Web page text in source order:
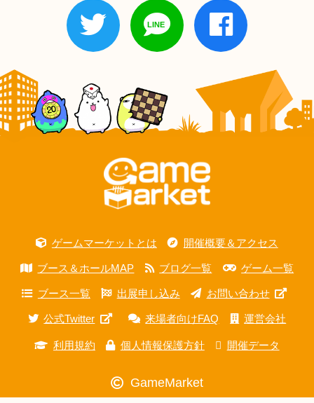
ゲームマーケットとは 開催概要＆アクセス
ブース＆ホールMAP ブログ一覧 ゲーム一覧
ブース一覧 出展申し込み お問い合わせ
公式Twitter 来場者向けFAQ 運営会社
利用規約 個人情報保護方針 開催データ
GameMarket